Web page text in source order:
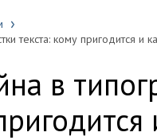
текста: кому пригодится и
в